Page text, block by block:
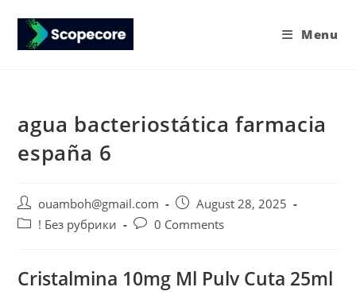
Menu
agua bacteriostática farmacia
españa 6
ouamboh@gmail.com
August 28, 2025
! Без рубрики
0 Comments
Cristalmina 10mg Ml Pulv Cuta 25ml